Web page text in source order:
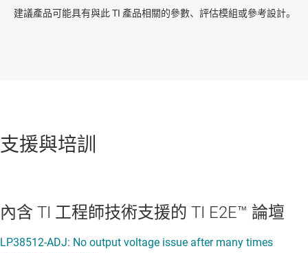
建議產品可能具有與此 TI 產品相關的參數、評估模組或參考設計。
支援與培訓
內含 TI 工程師技術支援的 TI E2E™ 論壇